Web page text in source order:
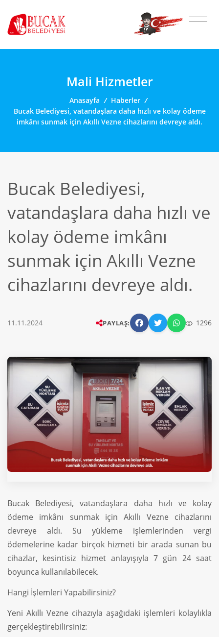
Mali Hizmetler
Anasayfa / Haberler /
Bucak Belediyesi, vatandaşlara daha hızlı ve kolay ödeme
imkânı sunmak için Akıllı Vezne cihazlarını devreye aldı.
Bucak Belediyesi,
vatandaşlara daha hızlı ve
kolay ödeme imkânı
sunmak için Akıllı Vezne
cihazlarını devreye aldı.
11.11.2024 PAYLAŞ: 1296
Bucak Belediyesi, vatandaşlara daha hızlı ve kolay
ödeme imkânı sunmak için Akıllı Vezne cihazlarını
devreye aldı. Su yükleme işlemlerinden vergi
ödemelerine kadar birçok hizmeti bir arada sunan bu
cihazlar, kesintisiz hizmet anlayışıyla 7 gün 24 saat
boyunca kullanılabilecek.
Hangi İşlemleri Yapabilirsiniz?
Yeni Akıllı Vezne cihazıyla aşağıdaki işlemleri kolaylıkla
gerçekleştirebilirsiniz: